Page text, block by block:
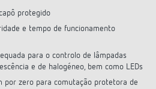
protegido
e tempo de funcionamento
para o controlo de lâmpadas
e de halogéneo, bem como LEDs
por zero para comutação protetora de